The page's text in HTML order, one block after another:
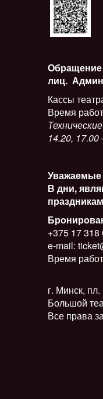
Обращение
лиц.
Кассы
Время
14.20, 17.00
Уважаемые
В дни,
+375 17 318
e-mail:
Время
г. Минск,
Большой
Все права